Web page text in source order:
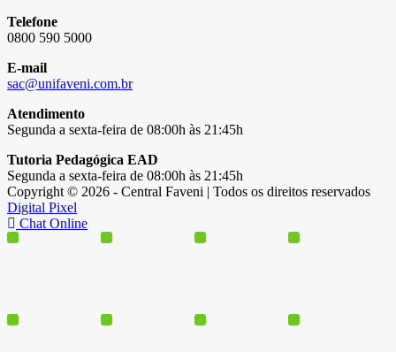
Telefone
0800 590 5000
E-mail
sac@unifaveni.com.br
Atendimento
Segunda a sexta-feira de 08:00h às 21:45h
Tutoria Pedagógica EAD
Segunda a sexta-feira de 08:00h às 21:45h
Copyright © 2026 - Central Faveni | Todos os direitos reservados
Digital Pixel
Chat Online